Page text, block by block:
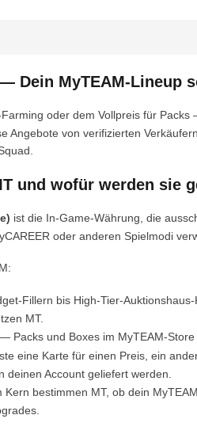
Dein MyTEAM-Lineup
oder dem Vollpreis für Packs
Angebote von verifizierten
und wofür werden sie
ist die In-Game-Währung, die
oder anderen Spielmodi
Fillern bis High-Tier-
MT.
— Packs und Boxes im MyTEAM-
eine Karte für einen Preis, ein
Account geliefert werden.
bestimmen MT, ob dein